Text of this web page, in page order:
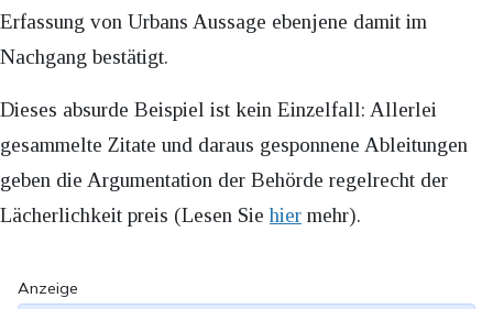
Erfassung von Urbans Aussage ebenjene damit im
Nachgang bestätigt.
Dieses absurde Beispiel ist kein Einzelfall: Allerlei
gesammelte Zitate und daraus gesponnene Ableitungen
geben die Argumentation der Behörde regelrecht der
Lächerlichkeit preis (Lesen Siehier mehr).
Anzeige